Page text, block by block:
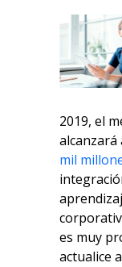
2019, el
alcanzará
mil
es muy
actualice